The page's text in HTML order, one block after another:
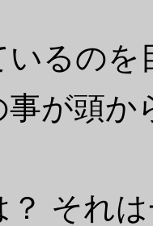
いるの
事が頭か
？ それ